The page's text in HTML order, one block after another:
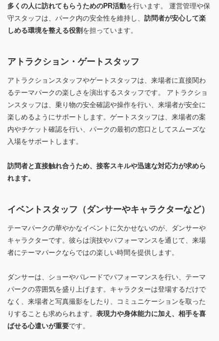
多くの人に訪れてもらうためのPR活動を行います。 運営管理や保
守スタッフは、パーク内の安全性を維持し、 訪問者が安心して楽
しめる環境を整える役割を担っています。
アトラクション・ゲートスタッフ
アトラクションスタッフやゲートスタッフは、来場者に直接関わ
るテーマパークの楽しさを演出するスタッフです。 アトラクショ
ンスタッフは、乗り物の安全確認や操作を行い、来場者が安全に
楽しめるようにサポートします。ゲートスタッフは、来場者の案
内やチケット確認を行い、パークの最初の窓口としてスムーズな
入場をサポートします。
訪問者と直接触れ合うため、接客スキルや迅速な対応力が求めら
れます。
イベントスタッフ（ダンサーやキャラクターなど）
テーマパークの華やかなイベントに欠かせないのが、ダンサーや
キャラクターです。彼らは演技やパフォーマンスを通じて、来場
者にテーマパークならではの楽しい時間を提供します。
ダンサーは、ショーやパレードでパフォーマンスを行い、テーマ
パークの雰囲気を盛り上げます。キャラクターは登場するだけで
なく、来場者と写真撮影をしたり、コミュニケーションを取った
りすることも求められます。 表現力や身体能力に加え、相手を喜
ばせる心遣いが重要です。